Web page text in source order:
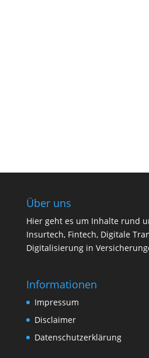
Über uns
Hier geht es um Inhalte rund
Insurtech, Fintech, Digitale
Digitalisierung in
Informationen
Impressum
Disclaimer
Datenschutzerklärung